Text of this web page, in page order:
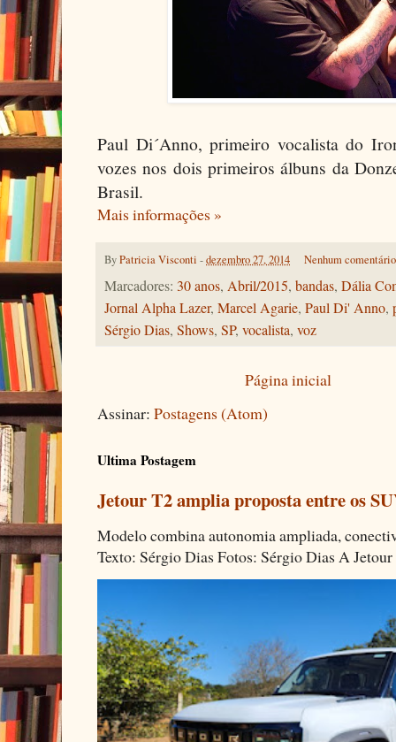
Paul Di´Anno, primeiro vocalista do
vozes nos dois primeiros álbuns da
Brasil.
Mais informações »
ByPatricia Visconti -dezembro 27, 2014 Nenhum
Marcadores: 30 anos, Abril/2015, bandas, Dália
Jornal Alpha Lazer, Marcel Agarie, Paul Di' Anno,
Sérgio Dias, Shows, SP, vocalista, voz
Página inicial
Assinar: Postagens (Atom)
Ultima Postagem
Jetour T2 amplia proposta entre os
Modelo combina autonomia ampliada,
Texto: Sérgio Dias Fotos: Sérgio Dias A